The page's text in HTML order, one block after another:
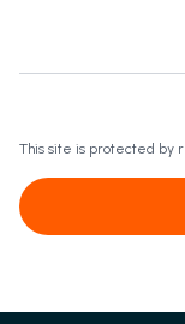
This site is protected by